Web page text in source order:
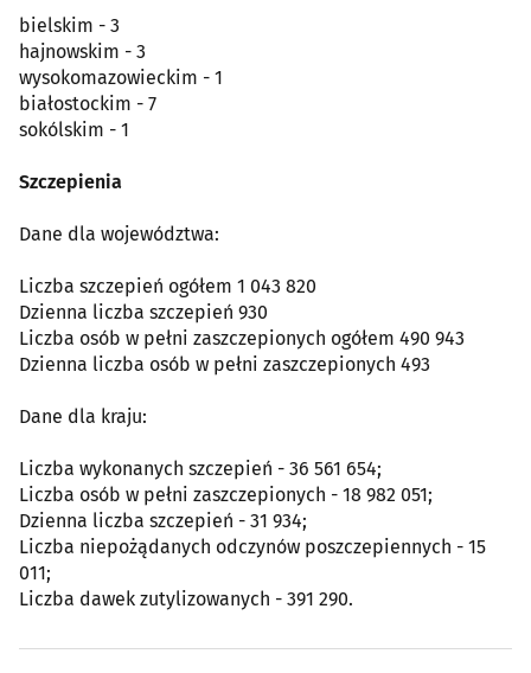
bielskim - 3
hajnowskim - 3
wysokomazowieckim - 1
białostockim - 7
sokólskim - 1
Szczepienia
Dane dla województwa:
Liczba szczepień ogółem 1 043 820
Dzienna liczba szczepień 930
Liczba osób w pełni zaszczepionych ogółem 490 943
Dzienna liczba osób w pełni zaszczepionych 493
Dane dla kraju:
Liczba wykonanych szczepień - 36 561 654;
Liczba osób w pełni zaszczepionych - 18 982 051;
Dzienna liczba szczepień - 31 934;
Liczba niepożądanych odczynów poszczepiennych - 15
011;
Liczba dawek zutylizowanych - 391 290.